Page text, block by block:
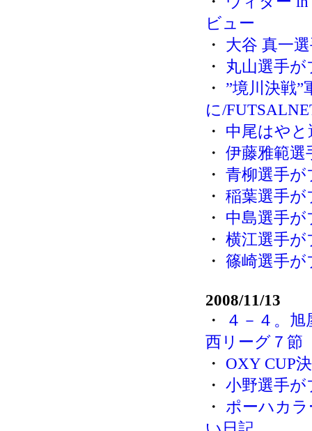
ビュー
・ 大谷 真一
・ 丸山選手
・ ”境川決戦
に/
・ 中尾はや
・ 伊藤雅範
・ 青柳選手
・ 稲葉選手
・ 中島選手
・ 横江選手
・ 篠崎選手
2008/11/13
・
４－４。
西リーグ７節
・ OXY CUP
・ 小野選手
・ ポーハカ